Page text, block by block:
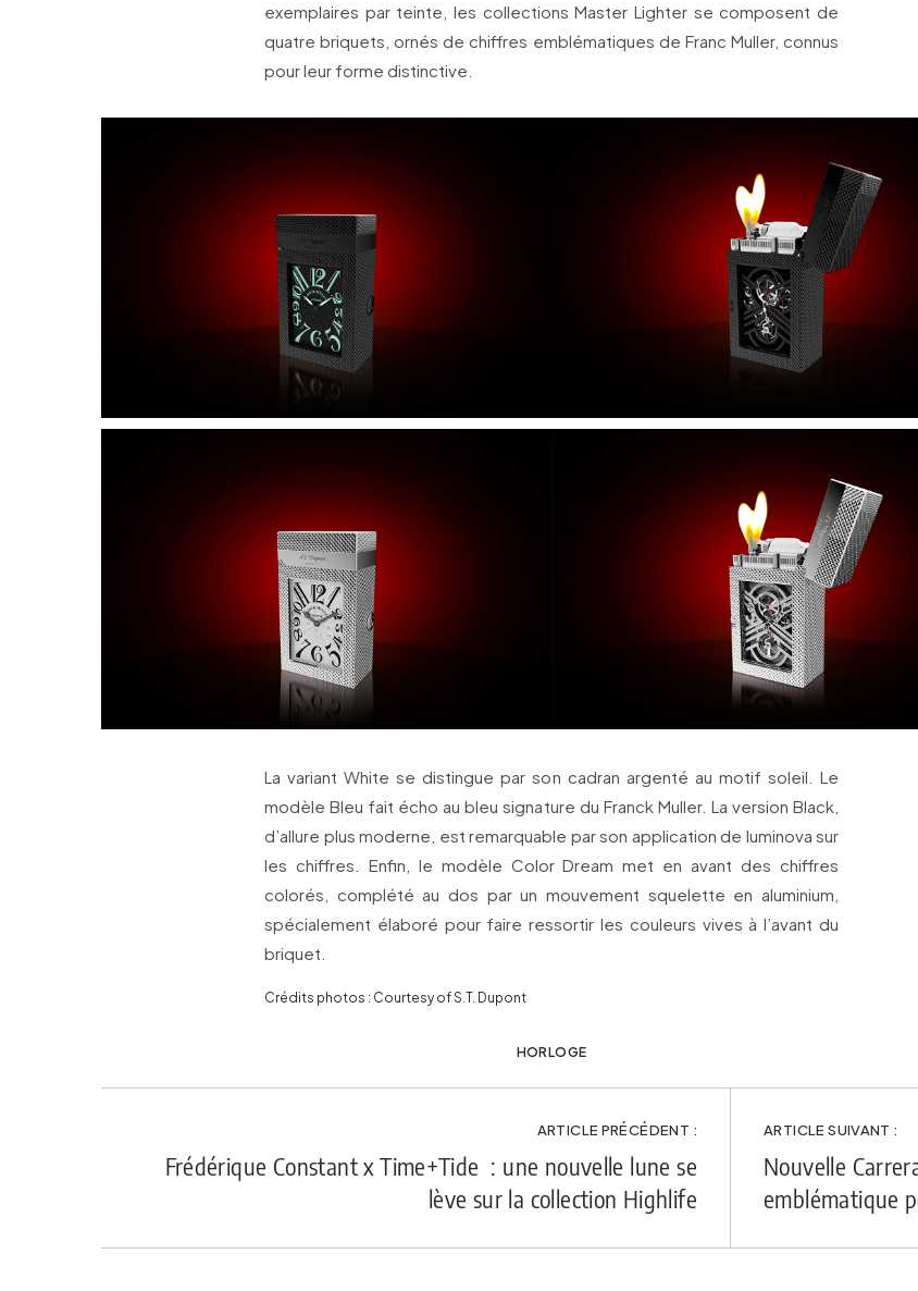
exemplaires par teinte, les collections Master Lighter se composent de
quatre briquets, ornés de chiffres emblématiques de Franc Muller, connus
pour leur forme distinctive.
La variant White se distingue par son cadran argenté au motif soleil. Le
modèle Bleu fait écho au bleu signature du Franck Muller. La version Black,
d’allure plus moderne, est remarquable par son application de luminova sur
les chiffres. Enfin, le modèle Color Dream met en avant des chiffres
colorés, complété au dos par un mouvement squelette en aluminium,
spécialement élaboré pour faire ressortir les couleurs vives à l’avant du
briquet.
Crédits photos : Courtesy of S.T. Dupont
HORLOGE
ARTICLE PRÉCÉDENT :
Frédérique Constant x Time+Tide : une nouvelle lune se
lève sur la collection Highlife
ARTICLE SUIVANT :
Nouvelle
emblématique